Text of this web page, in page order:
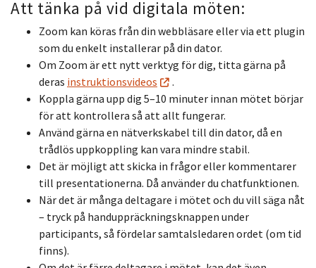
Att tänka på vid digitala möten:
Zoom kan köras från din webbläsare eller via ett plugin
som du enkelt installerar på din dator.
Om Zoom är ett nytt verktyg för dig, titta gärna på
deras instruktionsvideos
.
Koppla gärna upp dig 5–10 minuter innan mötet börjar
för att kontrollera så att allt fungerar.
Använd gärna en nätverkskabel till din dator, då en
trådlös uppkoppling kan vara mindre stabil.
Det är möjligt att skicka in frågor eller kommentarer
till presentationerna. Då använder du chatfunktionen.
När det är många deltagare i mötet och du vill säga nåt
– tryck på handuppräckningsknappen under
participants, så fördelar samtalsledaren ordet (om tid
finns).